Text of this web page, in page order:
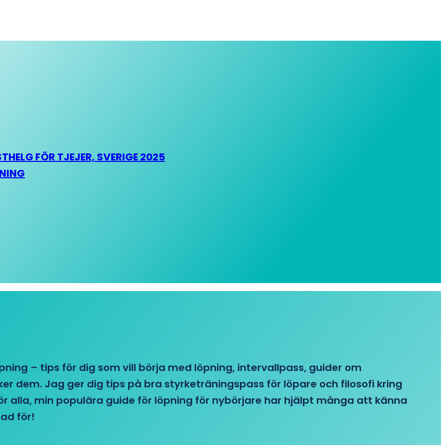
FÖR TJEJER, SVERIGE 2025
– tips för dig som vill börja med löpning, intervallpass, guider om
dem. Jag ger dig tips på bra styrketräningspass för löpare och filosofi kring
alla, min populära guide för löpning för nybörjare har hjälpt många att känna
för!